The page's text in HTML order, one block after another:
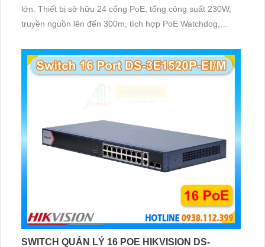
lớn. Thiết bị sở hữu 24 cổng PoE, tổng công suất 230W,
truyền nguồn lên đến 300m, tích hợp PoE Watchdog,
hệ thống vận hành ổn định
SWITCH QUẢN LÝ 16 POE HIKVISION DS-